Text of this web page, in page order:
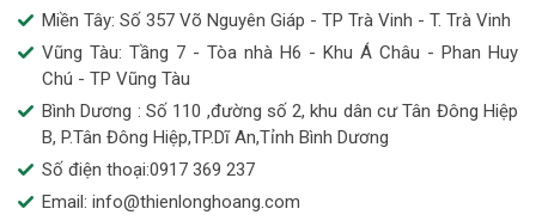
Miền Tây: Số 357 Võ Nguyên Giáp - TP Trà Vinh - T. Trà Vinh
Vũng Tàu: Tầng 7 - Tòa nhà H6 - Khu Á Châu - Phan Huy
Chú - TP Vũng Tàu
Bình Dương : Số 110 ,đường số 2, khu dân cư Tân Đông Hiệp
B, P.Tân Đông Hiệp,TP.Dĩ An,Tỉnh Bình Dương
Số điện thoại:0917 369 237
Email: info@thienlonghoang.com